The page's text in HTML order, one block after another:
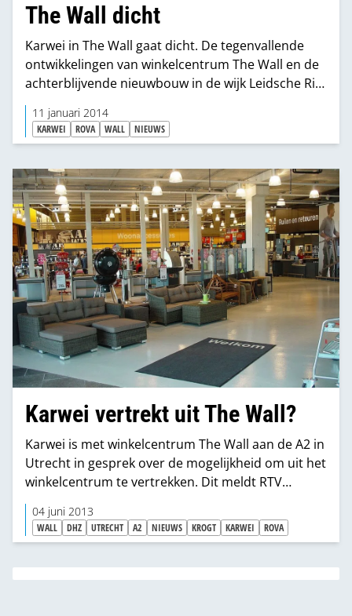
The Wall dicht
Karwei in The Wall gaat dicht. De tegenvallende
ontwikkelingen van winkelcentrum The Wall en de
achterblijvende nieuwbouw in de wijk Leidsche Rijn
leidde tot die beslissing.De opheffingsuitverkoop
is gestart.
11 januari 2014
KARWEI ROVA WALL NIEUWS
Karwei vertrekt uit The Wall?
Karwei is met winkelcentrum The Wall aan de A2 in
Utrecht in gesprek over de mogelijkheid om uit het
winkelcentrum te vertrekken. Dit meldt RTV
Utrecht.
04 juni 2013
WALL DHZ UTRECHT A2 NIEUWS KROGT KARWEI ROVA